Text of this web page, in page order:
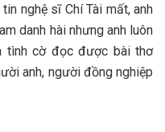
nghệ sĩ Chí Tài mất, anh
danh hài nhưng anh luôn
tình cờ đọc được bài thơ
anh, người đồng nghiệp